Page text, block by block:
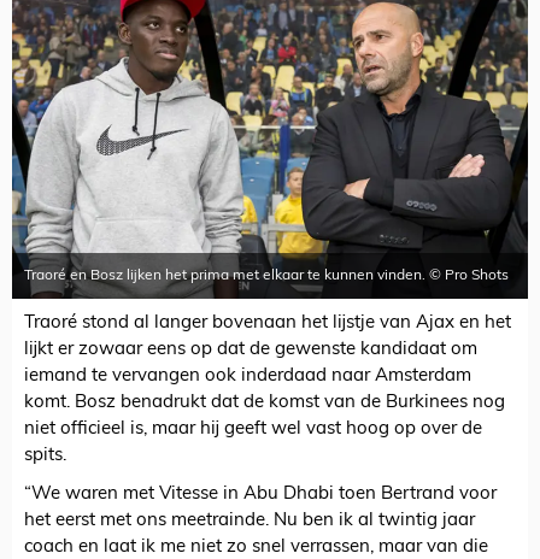
Traoré en Bosz lijken het prima met elkaar te kunnen vinden. © Pro Shots
Traoré stond al langer bovenaan het lijstje van Ajax en het
lijkt er zowaar eens op dat de gewenste kandidaat om
iemand te vervangen ook inderdaad naar Amsterdam
komt. Bosz benadrukt dat de komst van de Burkinees nog
niet officieel is, maar hij geeft wel vast hoog op over de
spits.
“We waren met Vitesse in Abu Dhabi toen Bertrand voor
het eerst met ons meetrainde. Nu ben ik al twintig jaar
coach en laat ik me niet zo snel verrassen, maar van die